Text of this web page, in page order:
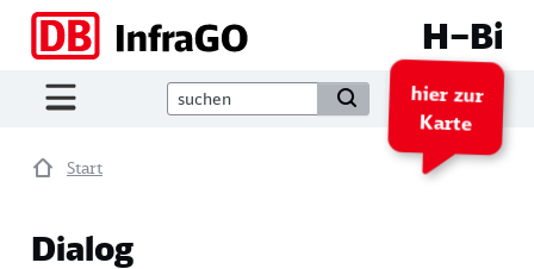
Direkt zum Inhalt
H–Bi
hier zur
Karte
Start
Dialog